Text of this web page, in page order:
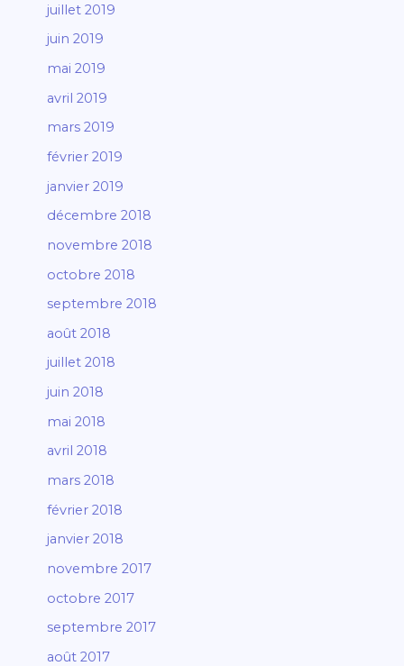
juillet 2019
juin 2019
mai 2019
avril 2019
mars 2019
février 2019
janvier 2019
décembre 2018
novembre 2018
octobre 2018
septembre 2018
août 2018
juillet 2018
juin 2018
mai 2018
avril 2018
mars 2018
février 2018
janvier 2018
novembre 2017
octobre 2017
septembre 2017
août 2017